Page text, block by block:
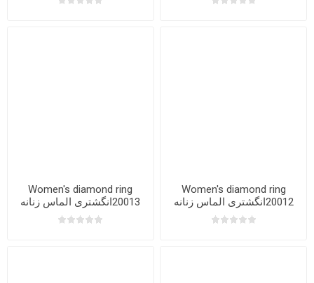
Women's diamond ring
20012انگشتری الماس زنانه
Women's diamond ring
20013انگشتری الماس زنانه